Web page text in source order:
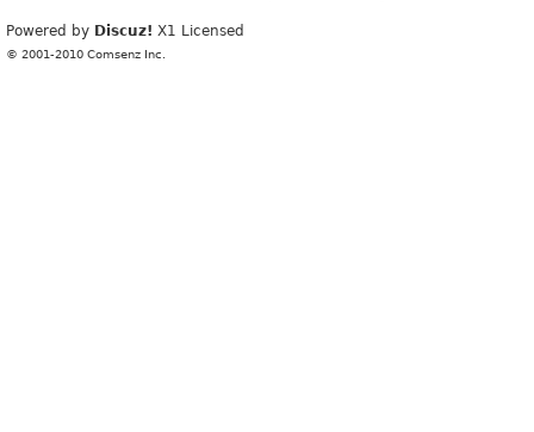
Powered by Discuz! X1 Licensed
© 2001-2010 Comsenz Inc.